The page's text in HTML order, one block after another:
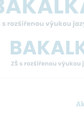
hlavnímu
Drobečková